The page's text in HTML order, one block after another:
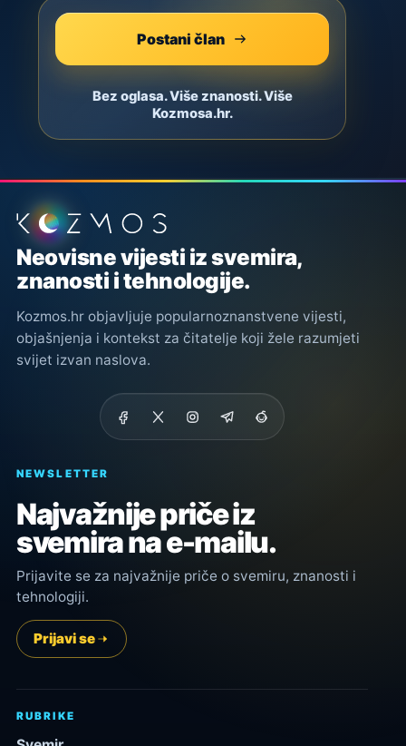
Postani član
Bez oglasa. Više znanosti. Više
Kozmosa.hr.
Podnožje stranice
Neovisne vijesti iz svemira,
znanosti i tehnologije.
Kozmos.hr objavljuje popularnoznanstvene vijesti,
objašnjenja i kontekst za čitatelje koji žele razumjeti
svijet izvan naslova.
NEWSLETTER
Najvažnije priče iz
svemira na e-mailu.
Prijavite se za najvažnije priče o svemiru, znanosti i
tehnologiji.
Prijavi se
RUBRIKE